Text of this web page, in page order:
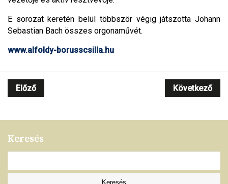
E sorozat keretén belül többször végig játszotta Johann
Sebastian Bach összes orgonaművét.
www.alfoldy-borusscsilla.hu
Előző Következő
Keresés